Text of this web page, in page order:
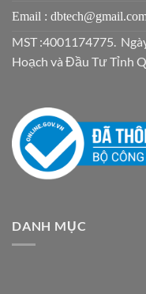
Email :
MST :4001174775.
Hoạch và Đầu Tư Tỉnh
DANH MỤC